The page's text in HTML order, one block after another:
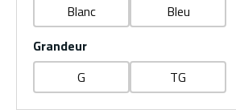
Blanc
Bleu
Grandeur
G
TG